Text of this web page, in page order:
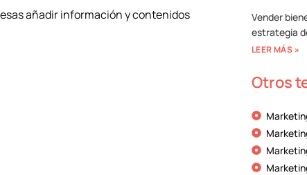
añadir información y contenidos
Vender
estrategia
LEER MÁS »
Otros